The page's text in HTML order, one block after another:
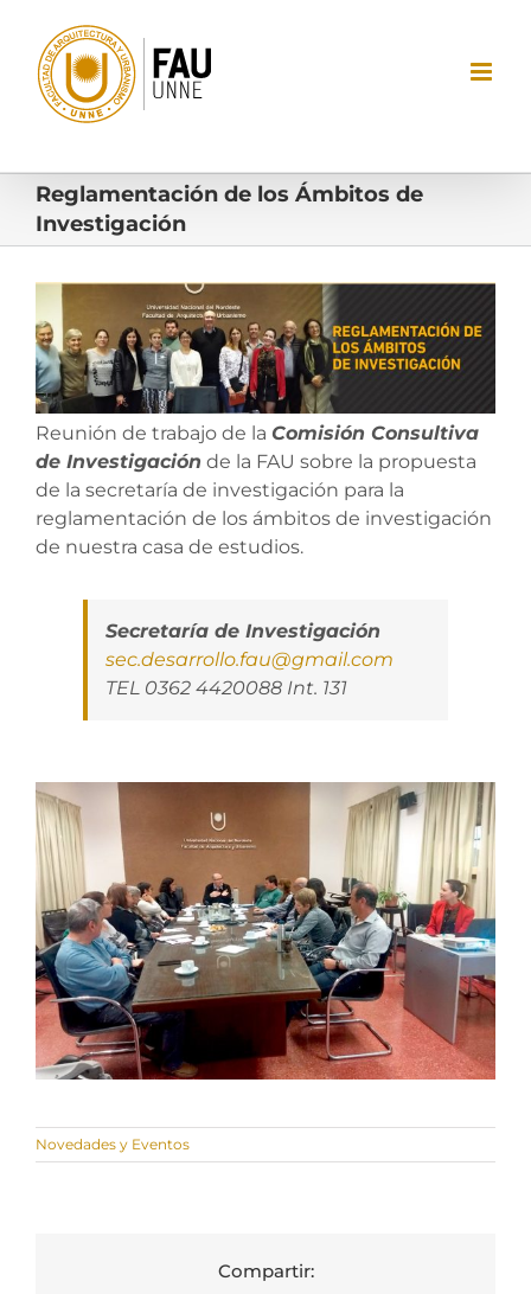
contenido
Reglamentación de los Ámbitos de
Investigación
imagen
más
grande
Reunión de trabajo de la Comisión Consultiva
de Investigación de la FAU sobre la propuesta
de la secretaría de investigación para la
reglamentación de los ámbitos de investigación
de nuestra casa de estudios.
Secretaría de Investigación
sec.desarrollo.fau@gmail.com
TEL 0362 4420088 Int. 131
Novedades y Eventos
Compartir: